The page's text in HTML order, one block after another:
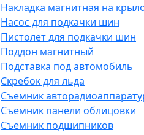
Накладка магнитная на
Насос для подкачки шин
Пистолет для подкачки шин
Поддон магнитный
Подставка под автомобиль
Скребок для льда
Съемник
Съемник панели облицовки
Съемник подшипников